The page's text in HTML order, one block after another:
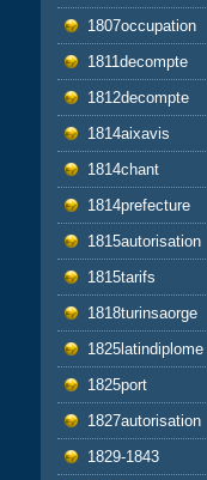
1807occupation
1811decompte
1812decompte
1814aixavis
1814chant
1814prefecture
1815autorisation
1815tarifs
1818turinsaorge
1825latindiplome
1825port
1827autorisation
1829-1843